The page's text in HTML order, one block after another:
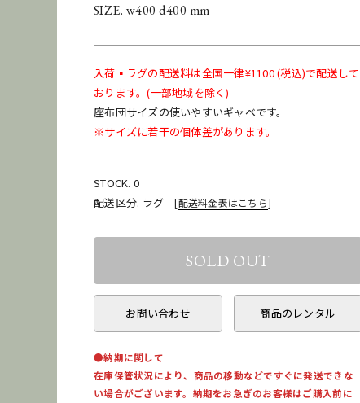
SIZE. w400 d400 mm
入荷▪️ラグの配送料は全国一律¥1100 (税込)で配送して
おります。(一部地域を除く)
座布団サイズの使いやすいギャベです。
※サイズに若干の個体差があります。
STOCK. 0
配送区分. ラグ[配送料金表はこちら]
お問い合わせ 商品のレンタル
●納期に関して
在庫保管状況により、商品の移動などですぐに発送できな
い場合がございます。納期をお急ぎのお客様はご購入前に